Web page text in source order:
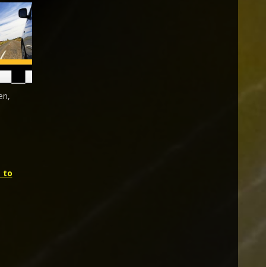
to